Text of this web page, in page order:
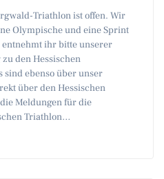
Triathlon ist offen. Wir
Olympische und eine Sprint
entnehmt ihr bitte unserer
den Hessischen
sind ebenso über unser
über den Hessischen
Meldungen für die
Triathlon…